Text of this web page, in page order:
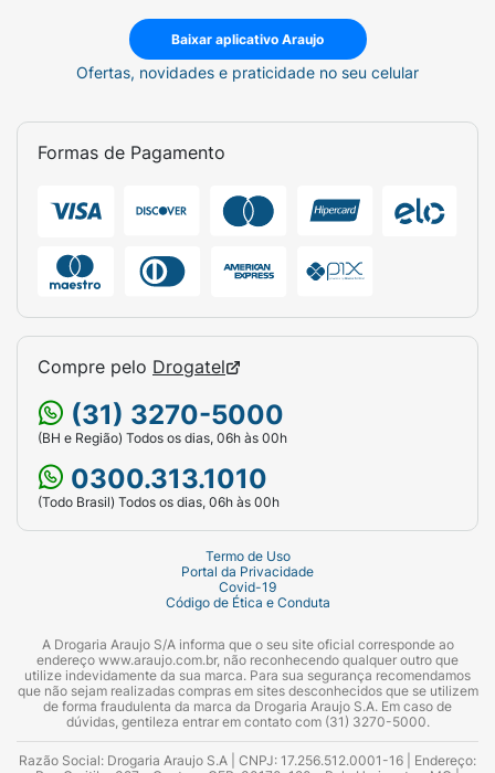
Baixar aplicativo Araujo
Ofertas, novidades e praticidade no seu celular
Formas de Pagamento
Compre pelo Drogatel
(31) 3270-5000
(BH e Região) Todos os dias, 06h às 00h
0300.313.1010
(Todo Brasil) Todos os dias, 06h às 00h
Termo de Uso
Portal da Privacidade
Covid-19
Código de Ética e Conduta
A Drogaria Araujo S/A informa que o seu site oficial corresponde ao
endereço www.araujo.com.br, não reconhecendo qualquer outro que
utilize indevidamente da sua marca. Para sua segurança recomendamos
que não sejam realizadas compras em sites desconhecidos que se utilizem
de forma fraudulenta da marca da Drogaria Araujo S.A. Em caso de
dúvidas, gentileza entrar em contato com (31) 3270-5000.
Razão Social: Drogaria Araujo S.A | CNPJ: 17.256.512.0001-16 | Endereço: